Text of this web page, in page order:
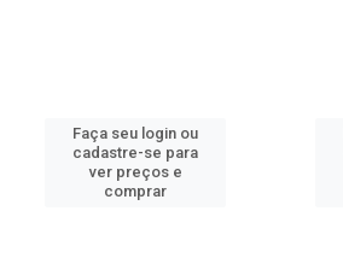
Faça seu login ou
cadastre-se para
ver preços e
comprar